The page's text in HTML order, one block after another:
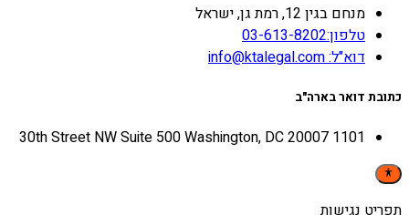
מנחם בגין 12, רמת גן, ישראל
טלפון:03-613-8202
דוא"ל: info@ktalegal.com
כתובת דואר בארה"ב
1101 30th Street NW Suite 500 Washington, DC 20007
תפריט נגישות